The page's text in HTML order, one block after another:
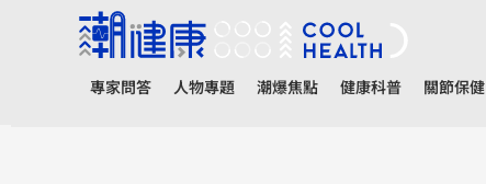
專家問答 人物專題 潮爆焦點 健康科普 關節保健